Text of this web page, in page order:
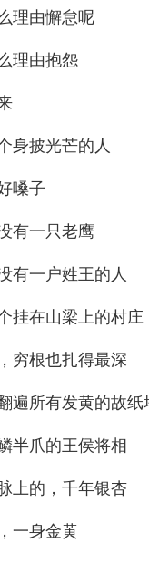
理由懈怠呢
理由抱怨
身披光芒的人
嗓子
有一只老鹰
有一户姓王的人
挂在山梁上的村庄
穷根也扎得最深
遍所有发黄的故纸
半爪的王侯将相
上的，千年银杏
一身金黄